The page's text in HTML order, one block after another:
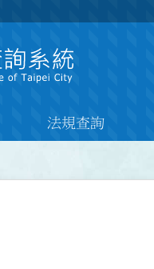
法規查詢